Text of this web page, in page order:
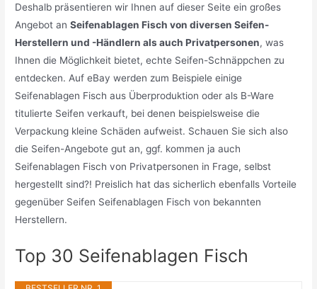
Deshalb präsentieren wir Ihnen auf dieser Seite ein großes
Angebot anSeifenablagen Fisch von diversen Seifen-
Herstellern und -Händlern als auch Privatpersonen, was
Ihnen die Möglichkeit bietet, echte Seifen-Schnäppchen zu
entdecken. Auf eBay werden zum Beispiele einige
Seifenablagen Fisch aus Überproduktion oder als B-Ware
titulierte Seifen verkauft, bei denen beispielsweise die
Verpackung kleine Schäden aufweist. Schauen Sie sich also
die Seifen-Angebote gut an, ggf. kommen ja auch
Seifenablagen Fisch von Privatpersonen in Frage, selbst
hergestellt sind?! Preislich hat das sicherlich ebenfalls Vorteile
gegenüber Seifen Seifenablagen Fisch von bekannten
Herstellern.
Top 30 Seifenablagen Fisch